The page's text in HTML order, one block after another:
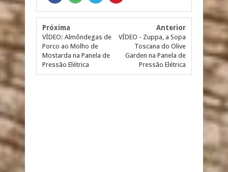
Próxima
VÍDEO: Almôndegas de
Porco ao Molho de
Mostarda na Panela de
Pressão Elétrica
Anterior
VÍDEO - Zuppa, a Sopa
Toscana do Olive
Garden na Panela de
Pressão Elétrica